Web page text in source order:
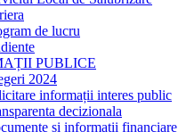
de lucru
PUBLICE
2024
informații interes public
decizionala
si informatii financiare